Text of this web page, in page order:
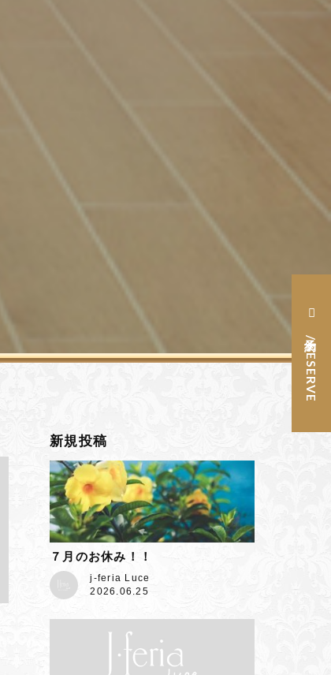
予約 / RESERVE
新規投稿
７月のお休み！！
j-feria Luce
2026.06.25